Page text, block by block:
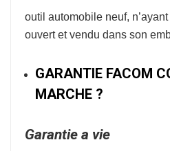
outil automobile neuf,
ouvert et vendu dans son
GARANTIE FACOM
MARCHE ?
Garantie a vie